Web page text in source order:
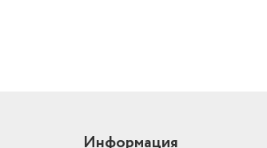
Информация